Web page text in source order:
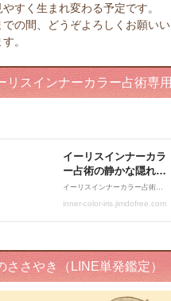
やすく生まれ変わる予定です。
での間、どうぞよろしくお願いい
。
リスインナーカラー占術専用
ささやき（LINE単発鑑定）